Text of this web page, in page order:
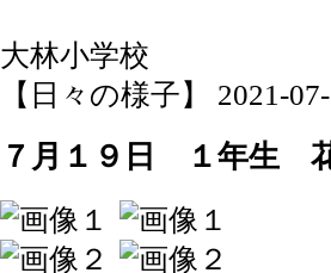
大林小学校
【日々の様子】 2021-
７月１９日 １年生